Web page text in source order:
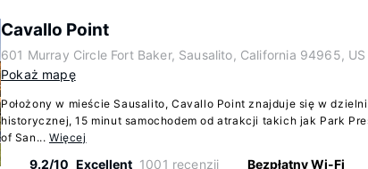
Cavallo Point
601 Murray Circle Fort Baker, Sausalito, California 94965, US
Pokaż mapę
Położony w mieście Sausalito, Cavallo Point znajduje się w
historycznej, 15 minut samochodem od atrakcji takich jak Park
of San... Więcej
9.2/10 Excellent 1001 recenzji Bezpłatny Wi-Fi